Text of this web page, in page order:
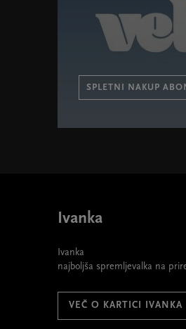
SPLETNI NAKUP
Ivanka
Ivanka
najboljša spremljevalka na
VEČ O KARTICI IVANKA